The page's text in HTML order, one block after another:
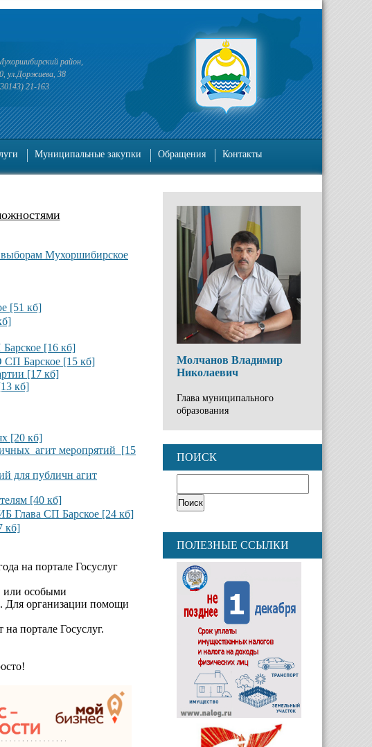
район,
ул.Доржиева, 38
21-163
Муниципальные закупки Обращения Контакты
Мухоршибирское
[51 кб]
[16 кб]
СП Барское [15 кб]
[17 кб]
кб]
[20 кб]
агит меропрятий [15
для публичн агит
[40 кб]
Глава СП Барское [24 кб]
кб]
на портале Госуслуг
или особыми
Для организации помощи
портале Госуслуг.
Молчанов Владимир
Николаевич
Глава муниципального
образования
ПОИСК
ПОЛЕЗНЫЕ ССЫЛКИ